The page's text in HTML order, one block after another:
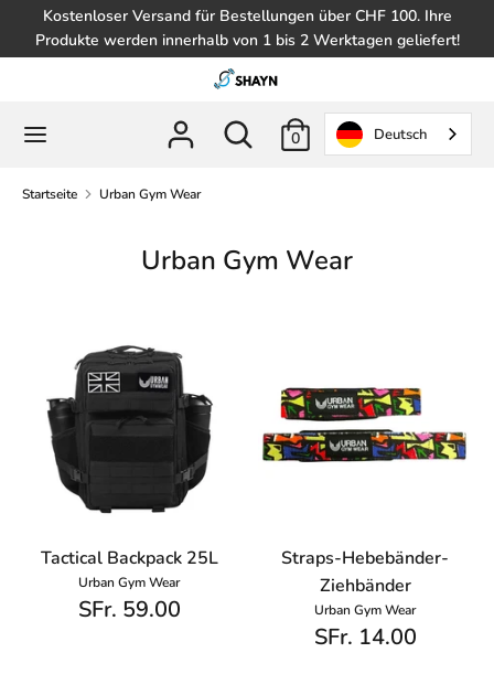
Inhalt
Kostenloser Versand für Bestellungen über CHF 100. Ihre
Produkte werden innerhalb von 1 bis 2 Werktagen geliefert!
Suche
0 Deutsch
Startseite Urban Gym Wear
Urban Gym Wear
Tactical Backpack 25L
Urban Gym Wear
SFr. 59.00
Straps-Hebebänder-
Ziehbänder
Urban Gym Wear
SFr. 14.00